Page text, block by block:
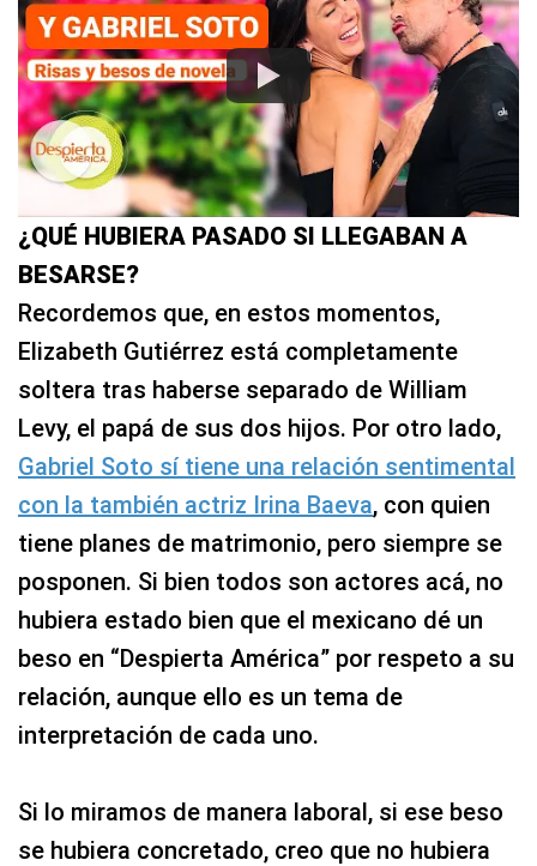
¿QUÉ HUBIERA PASADO SI LLEGABAN A
BESARSE?
Recordemos que, en estos momentos,
Elizabeth Gutiérrez está completamente
soltera tras haberse separado de William
Levy, el papá de sus dos hijos. Por otro lado,
Gabriel Soto sí tiene una relación sentimental
con la también actriz Irina Baeva, con quien
tiene planes de matrimonio, pero siempre se
posponen. Si bien todos son actores acá, no
hubiera estado bien que el mexicano dé un
beso en “Despierta América” por respeto a su
relación, aunque ello es un tema de
interpretación de cada uno.
Si lo miramos de manera laboral, si ese beso
se hubiera concretado, creo que no hubiera